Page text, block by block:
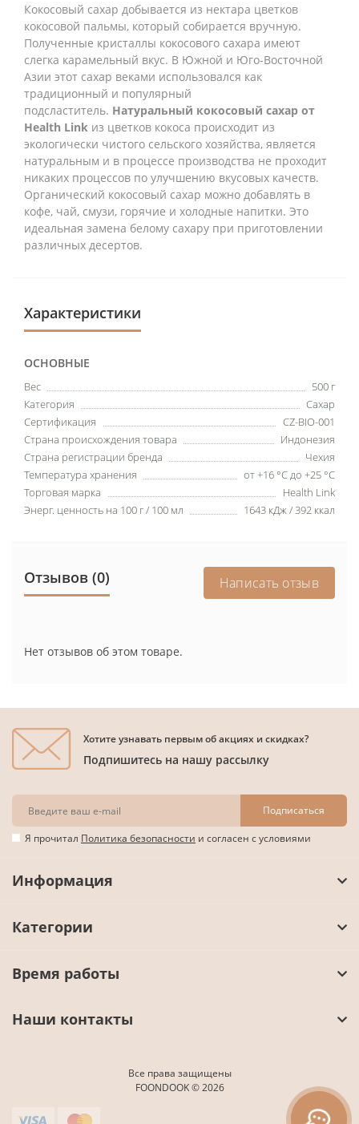
Кокосовый сахар добывается из нектара цветков
кокосовой пальмы, который собирается вручную.
Полученные кристаллы кокосового сахара имеют
слегка карамельный вкус. В Южной и Юго-Восточной
Азии этот сахар веками использовался как
традиционный и популярный
подсластитель. Натуральный кокосовый сахар от
Health Link из цветков кокоса происходит из
экологически чистого сельского хозяйства, является
натуральным и в процессе производства не проходит
никаких процессов по улучшению вкусовых качеств.
Органический кокосовый сахар можно добавлять в
кофе, чай, смузи, горячие и холодные напитки. Это
идеальная замена белому сахару при приготовлении
различных десертов.
Характеристики
ОСНОВНЫЕ
Вес
500 г
Категория
Сахар
Сертификация
CZ-BIO-001
Страна происхождения товара
Индонезия
Страна регистрации бренда
Чехия
Температура хранения
от +16 °C до +25 °C
Торговая марка
Health Link
Энерг. ценность на 100 г / 100 мл
1643 кДж / 392 ккал
Отзывов (0) Написать отзыв
Нет отзывов об этом товаре.
Хотите узнавать первым об акциях и скидках?
Подпишитесь на нашу рассылку
Подписаться
Я прочитал Политика безопасности и согласен с условиями
Информация
Категории
Время работы
Наши контакты
Все права защищены
FOONDOOK © 2026